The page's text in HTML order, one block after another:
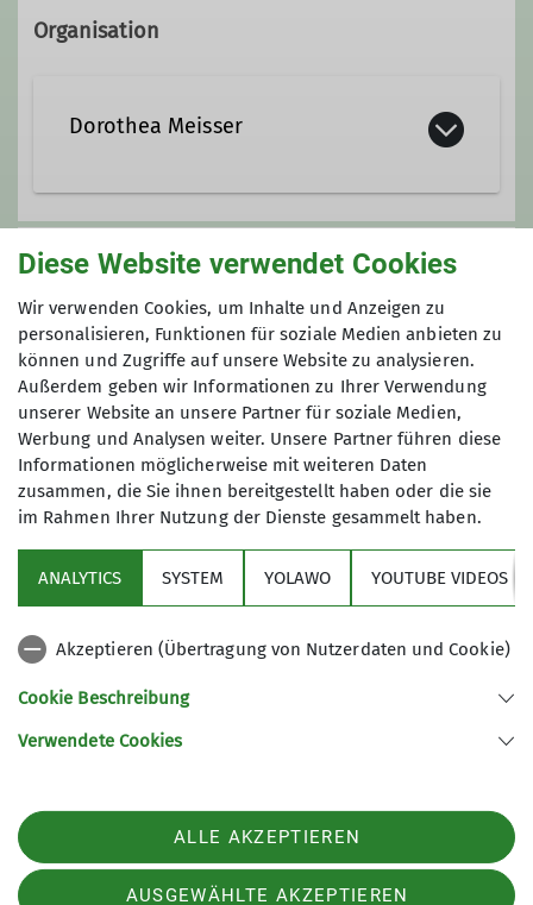
Organisation
Dorothea Meisser
Unsere Veranstaltungsorte
Nordwand
James-Franck-Ring 1b
37077 Göttingen
Sektion
Aktuelles
Sektion Göttingen des Deutschen Alpenvereins e.V.
Kurze Straße 16
37073 Göttingen
Telefon +4955143815
Diese Website verwendet Cookies
Wir verwenden Cookies, um Inhalte und Anzeigen zu
personalisieren, Funktionen für soziale Medien anbieten zu
können und Zugriffe auf unsere Website zu analysieren.
Außerdem geben wir Informationen zu Ihrer Verwendung
unserer Website an unsere Partner für soziale Medien,
Werbung und Analysen weiter. Unsere Partner führen diese
Informationen möglicherweise mit weiteren Daten
zusammen, die Sie ihnen bereitgestellt haben oder die sie
im Rahmen Ihrer Nutzung der Dienste gesammelt haben.
ANALYTICS SYSTEM YOLAWO YOUTUBE VIDEOS
Akzeptieren (Übertragung von Nutzerdaten und Cookie)
Cookie Beschreibung
Verwendete Cookies
ALLE AKZEPTIEREN
AUSGEWÄHLTE AKZEPTIEREN